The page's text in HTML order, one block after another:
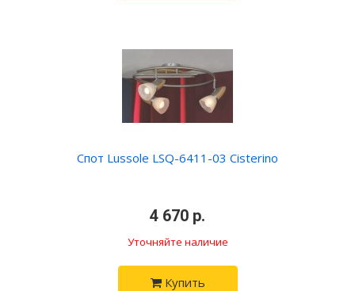
Спот Lussole LSQ-6411-03 Cisterino
4 670 р.
Уточняйте наличие
Купить